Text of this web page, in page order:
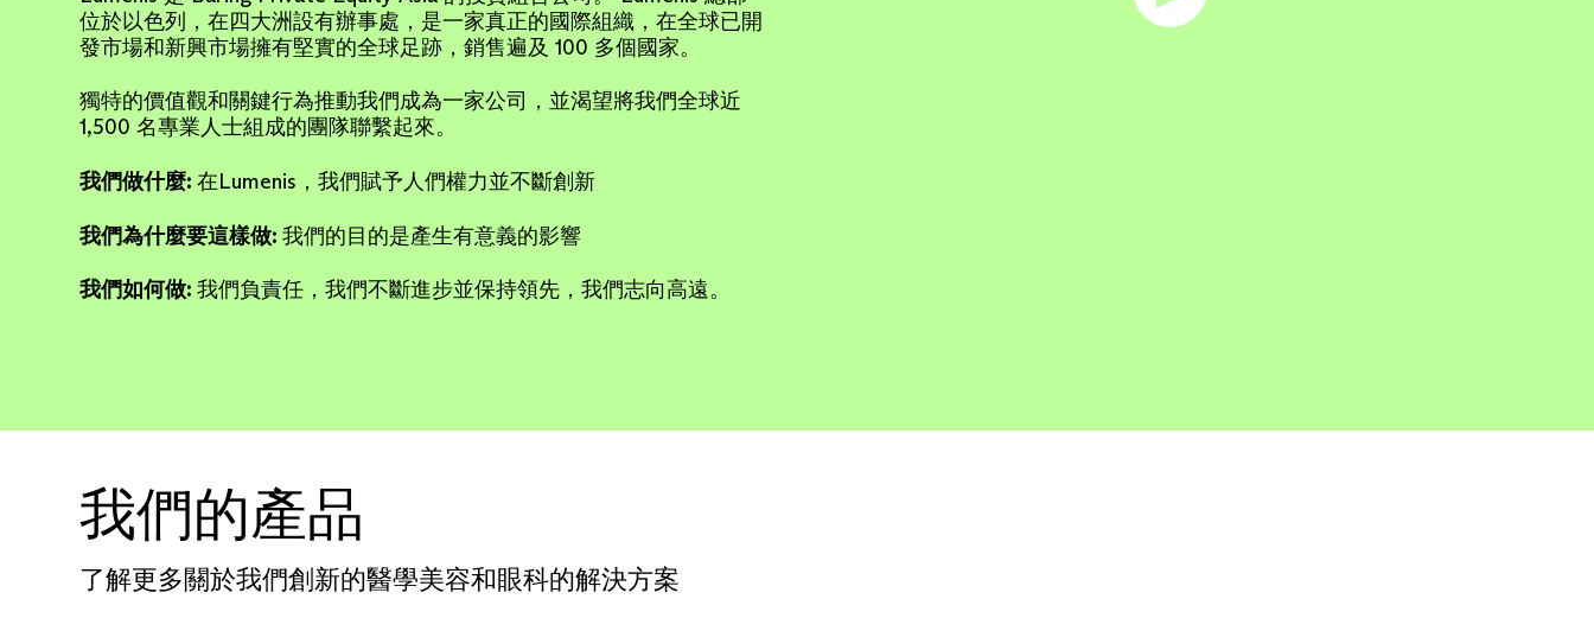
位於以色列，在四大洲設有辦事處，是一家真正的國際組織，在全球已開
發市場和新興市場擁有堅實的全球足跡，銷售遍及 100 多個國家。
獨特的價值觀和關鍵行為推動我們成為一家公司，並渴望將我們全球近
1,500 名專業人士組成的團隊聯繫起來。
我們做什麼: 在Lumenis，我們賦予人們權力並不斷創新
我們為什麼要這樣做: 我們的目的是產生有意義的影響
我們如何做: 我們負責任，我們不斷進步並保持領先，我們志向高遠。
我們的產品
了解更多關於我們創新的醫學美容和眼科的解決方案